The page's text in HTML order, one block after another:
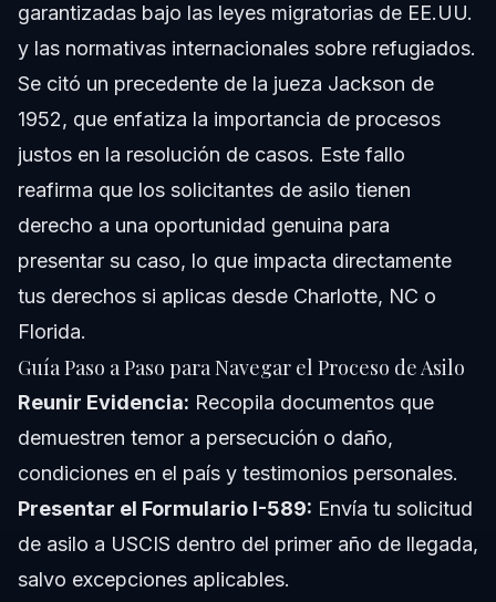
garantizadas bajo las leyes migratorias de EE.UU.
y las normativas internacionales sobre refugiados.
Se citó un precedente de la jueza Jackson de
1952, que enfatiza la importancia de procesos
justos en la resolución de casos. Este fallo
reafirma que los solicitantes de asilo tienen
derecho a una oportunidad genuina para
presentar su caso, lo que impacta directamente
tus derechos si aplicas desde Charlotte, NC o
Florida.
Guía Paso a Paso para Navegar el Proceso de Asilo
Reunir Evidencia: Recopila documentos que
demuestren temor a persecución o daño,
condiciones en el país y testimonios personales.
Presentar el Formulario I-589: Envía tu solicitud
de asilo a USCIS dentro del primer año de llegada,
salvo excepciones aplicables.